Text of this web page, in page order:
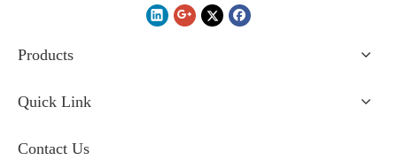
Products
Quick Link
Contact Us